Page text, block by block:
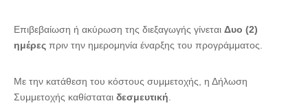
Επιβεβαίωση ή ακύρωση της διεξαγωγής γίνεται Δυο (2)
ημέρες πριν την ημερομηνία έναρξης του προγράμματος.
Με την κατάθεση του κόστους συμμετοχής, η Δήλωση
Συμμετοχής καθίσταται δεσμευτική